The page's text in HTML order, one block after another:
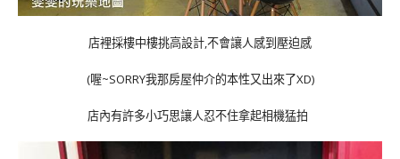
店裡採樓中樓挑高設計,不會讓人感到壓迫感
(喔~SORRY我那房屋仲介的本性又出來了XD)
店內有許多小巧思讓人忍不住拿起相機猛拍